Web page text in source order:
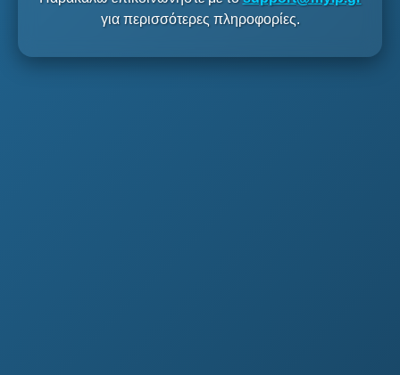
για περισσότερες πληροφορίες.